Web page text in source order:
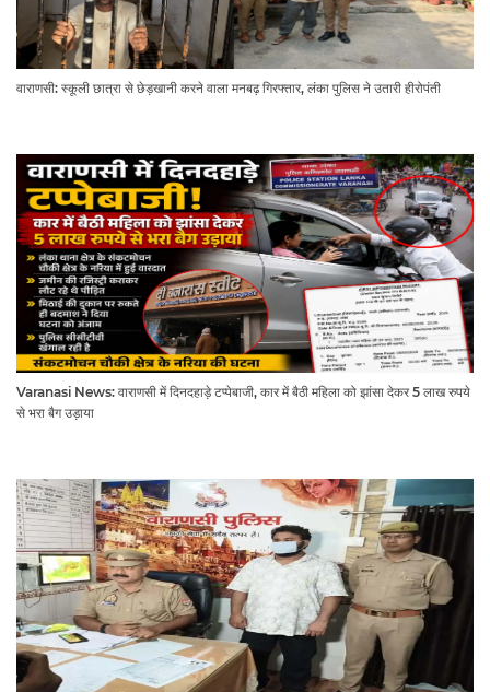
वाराणसी: स्कूली छात्रा से छेड़खानी करने वाला मनबढ़ गिरफ्तार, लंका पुलिस ने उतारी हीरोपंती
Varanasi News: वाराणसी में दिनदहाड़े टप्पेबाजी, कार में बैठी महिला को झांसा देकर 5 लाख रुपये
से भरा बैग उड़ाया